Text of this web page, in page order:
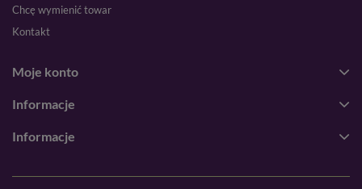
Chcę wymienić towar
Kontakt
Moje konto
Informacje
Informacje